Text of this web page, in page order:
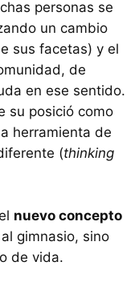
personas se
un cambio
sus facetas) y el
de
en ese sentido.
su posició como
herramienta de
(thinking
nuevo concepto
gimnasio, sino
de vida.